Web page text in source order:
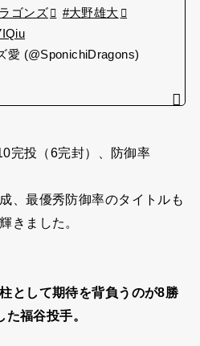
ゴンズ
#大野雄大
(@SponichiDragons)
完投（6完封）、防御率
、最優秀防御率のタイトルも
きました。
として期待を背負うのが8勝
福谷投手。